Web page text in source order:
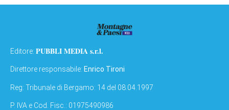
Editore: PUBBLI MEDIA s.r.l.
Direttore responsabile: Enrico Tironi
Reg: Tribunale di Bergamo: 14 del 08.04.1997
P. IVA e Cod. Fisc.: 01975490986